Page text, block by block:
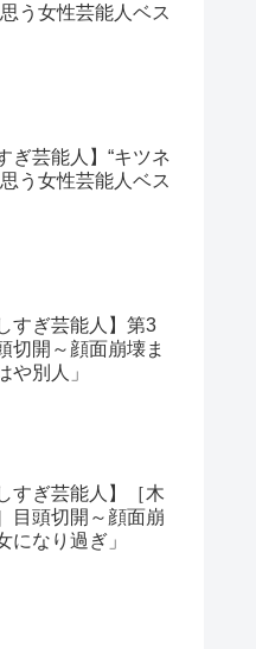
う女性芸能人ベス
ぎ芸能人】“キツネ
う女性芸能人ベス
すぎ芸能人】第3
切開～顔面崩壊ま
や別人」
すぎ芸能人】［木
目頭切開～顔面崩
になり過ぎ」